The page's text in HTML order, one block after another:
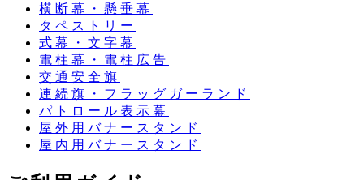
横断幕・懸垂幕
タペストリー
式幕・文字幕
電柱幕・電柱広告
交通安全旗
連続旗・フラッグガーランド
パトロール表示幕
屋外用バナースタンド
屋内用バナースタンド